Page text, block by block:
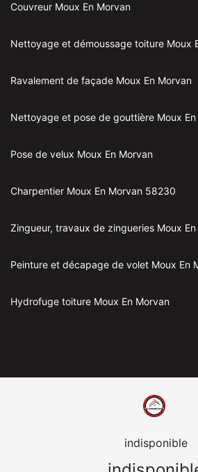
Couvreur Moux En Morvan
Nettoyage et démoussage toiture Moux
Ravalement de façade Moux En Morvan
Nettoyage et pose de gouttière Moux
Pose de velux Moux En Morvan
Charpentier Moux En Morvan 58230
Zingueur, travaux de zingueries Moux
Peinture et décapage de volet Moux En
Hydrofuge toiture Moux En Morvan
indisponible